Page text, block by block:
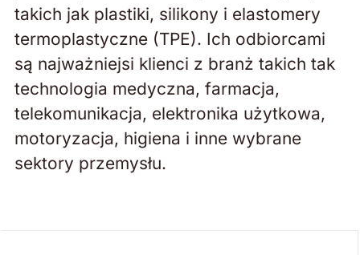
takich jak plastiki, silikony i elastomery
termoplastyczne (TPE). Ich odbiorcami
są najważniejsi klienci z branż takich tak
technologia medyczna, farmacja,
telekomunikacja, elektronika użytkowa,
motoryzacja, higiena i inne wybrane
sektory przemysłu.